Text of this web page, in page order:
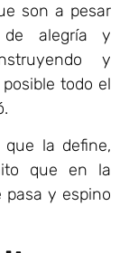
son a pesar
de alegría y
y
todo el
la define,
que en la
pasa y espino